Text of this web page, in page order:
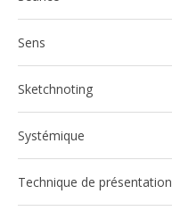
Sens
Sketchnoting
Systémique
Technique de présentation